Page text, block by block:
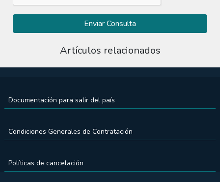
Enviar Consulta
Artículos relacionados
Documentación para salir del país
Condiciones Generales de Contratación
Políticas de cancelación